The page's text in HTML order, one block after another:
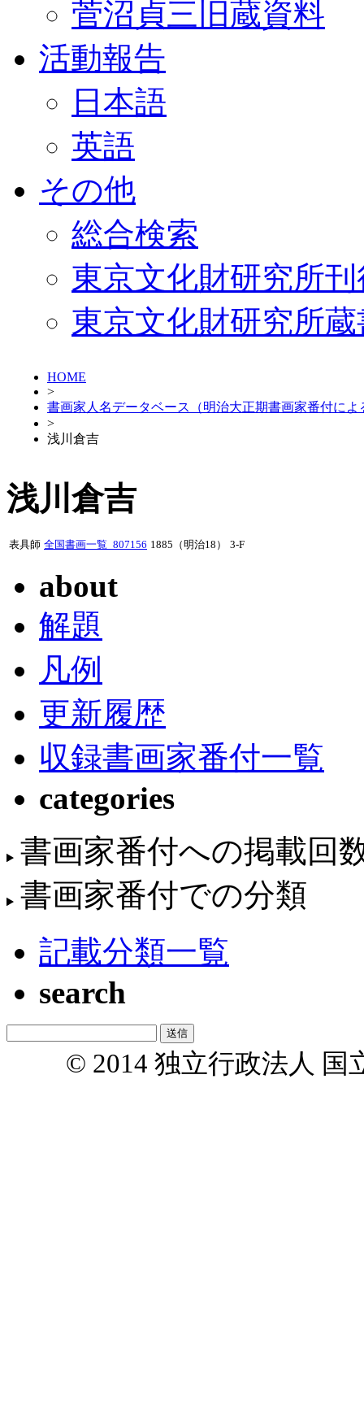
菅沼貞三旧蔵資料
活動報告
日本語
英語
その他
総合検索
東京文化財研究所
東京文化財研究所
HOME
>
書画家人名データベース（明治大正期書画家番付によ
>
浅川倉吉
浅川倉吉
表具師 全国書画一覧_807156 1885（明治18） 3-F
about
解題
凡例
更新履歴
収録書画家番付一覧
categories
書画家番付への掲載回
書画家番付での分類
記載分類一覧
search
© 2014 独立行政法人 国